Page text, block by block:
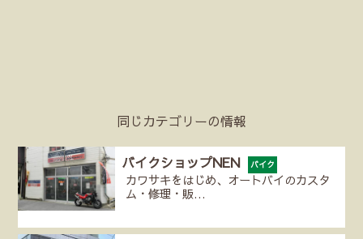
同じカテゴリーの情報
バイクショップNEN バイク
カワサキをはじめ、オートバイのカスタ
ム・修理・販…